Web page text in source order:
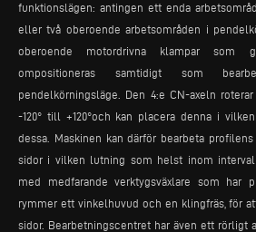
funktionslägen: antingen ett enda
eller två oberoende arbetsområden i
oberoende motordrivna klampar som
ompositioneras samtidigt som
pendelkörningsläge. Den 4:e CN-axeln
-120° till +120°och kan placera denna i
dessa. Maskinen kan därför bearbeta
sidor i vilken lutning som helst inom
med medfarande verktygsväxlare som har
rymmer ett vinkelhuvud och en klingfräs, för
sidor. Bearbetningscentret har även ett rörligt